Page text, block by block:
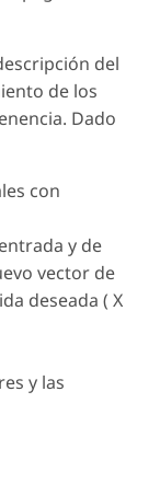
del
de los
Dado
con
y de
vector de
deseada ( X
y las